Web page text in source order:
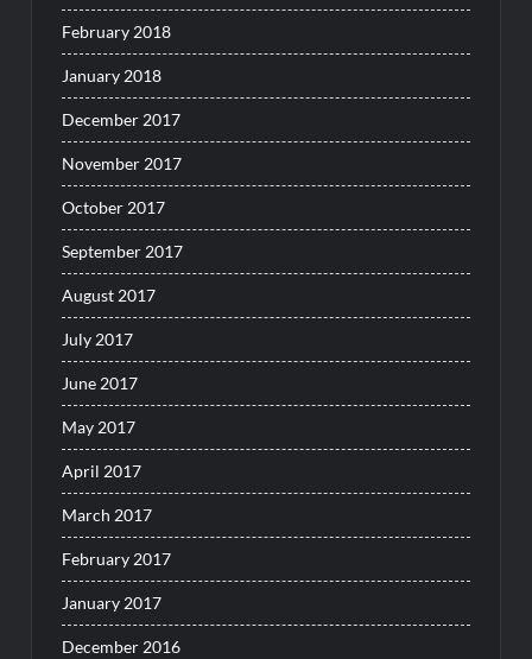
February 2018
January 2018
December 2017
November 2017
October 2017
September 2017
August 2017
July 2017
June 2017
May 2017
April 2017
March 2017
February 2017
January 2017
December 2016